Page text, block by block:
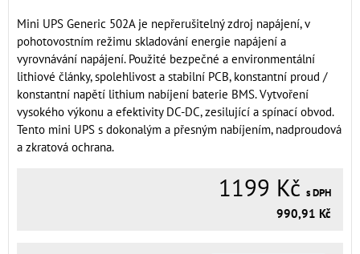
Mini UPS Generic 502A je nepřerušitelný zdroj napájení, v
pohotovostním režimu skladování energie napájení a
vyrovnávání napájení. Použité bezpečné a environmentální
lithiové články, spolehlivost a stabilní PCB, konstantní proud /
konstantní napětí lithium nabíjení baterie BMS. Vytvoření
vysokého výkonu a efektivity DC-DC, zesilující a spínací obvod.
Tento mini UPS s dokonalým a přesným nabíjením, nadproudová
a zkratová ochrana.
1199 Kč s DPH
990,91 Kč